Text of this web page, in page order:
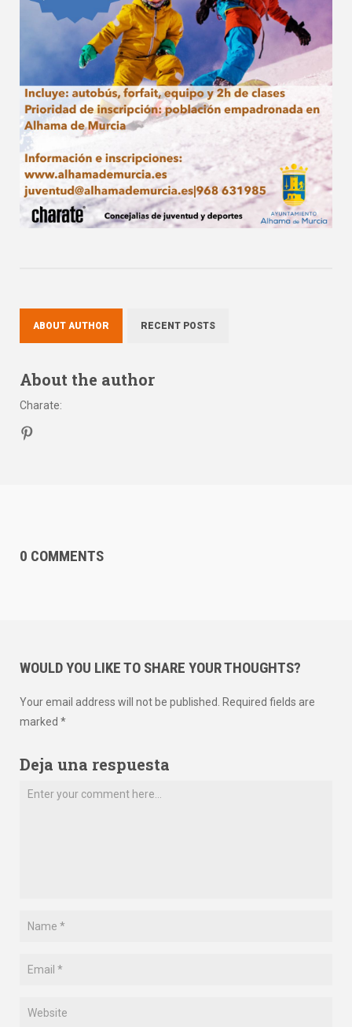
ABOUT AUTHOR RECENT POSTS
About the author
Charate:
0 COMMENTS
WOULD YOU LIKE TO SHARE YOUR THOUGHTS?
Your email address will not be published. Required fields are
marked *
Deja una respuesta